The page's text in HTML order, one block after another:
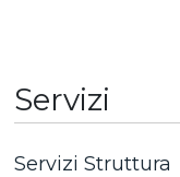
Servizi
Servizi Struttura